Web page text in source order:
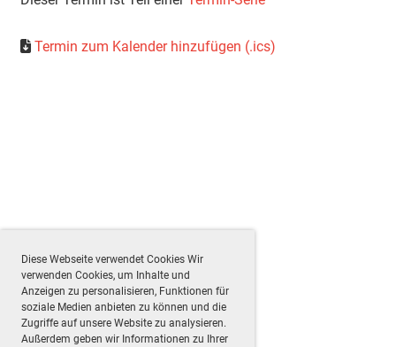
Diese Webseite verwendet Cookies Wir
verwenden Cookies, um Inhalte und
Anzeigen zu personalisieren, Funktionen für
soziale Medien anbieten zu können und die
Zugriffe auf unsere Website zu analysieren.
Außerdem geben wir Informationen zu Ihrer
Termin zum Kalender hinzufügen (.ics)